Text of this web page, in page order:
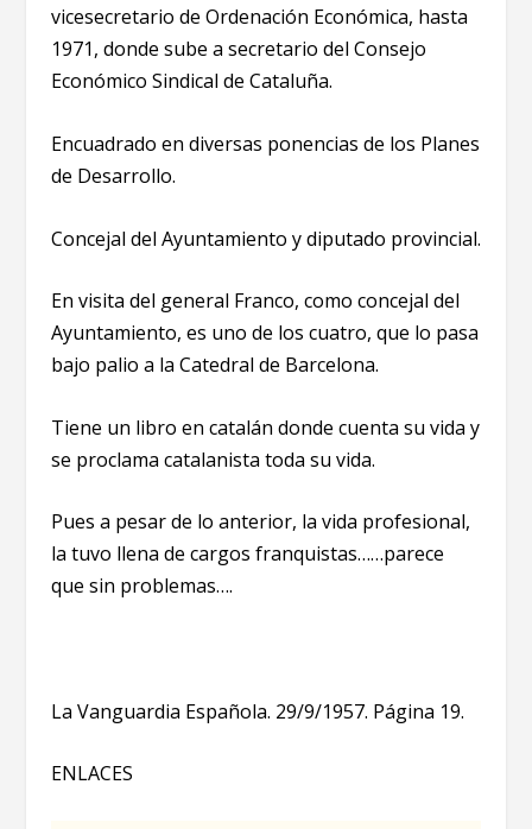
vicesecretario de Ordenación Económica, hasta
1971, donde sube a secretario del Consejo
Económico Sindical de Cataluña.
Encuadrado en diversas ponencias de los Planes
de Desarrollo.
Concejal del Ayuntamiento y diputado provincial.
En visita del general Franco, como concejal del
Ayuntamiento, es uno de los cuatro, que lo pasa
bajo palio a la Catedral de Barcelona.
Tiene un libro en catalán donde cuenta su vida y
se proclama catalanista toda su vida.
Pues a pesar de lo anterior, la vida profesional,
la tuvo llena de cargos franquistas……parece
que sin problemas….
La Vanguardia Española. 29/9/1957. Página 19.
ENLACES